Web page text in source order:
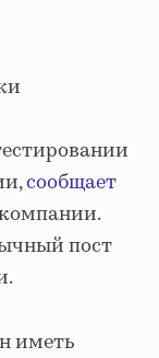
сообщает
пост
иметь